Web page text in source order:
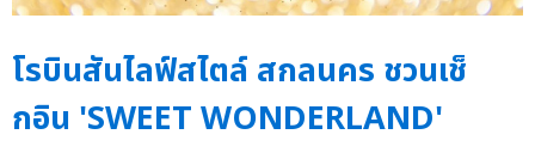
โรบินสันไลฟ์สไตล์ สกลนคร ชวนเช็
กอิน 'SWEET WONDERLAND'